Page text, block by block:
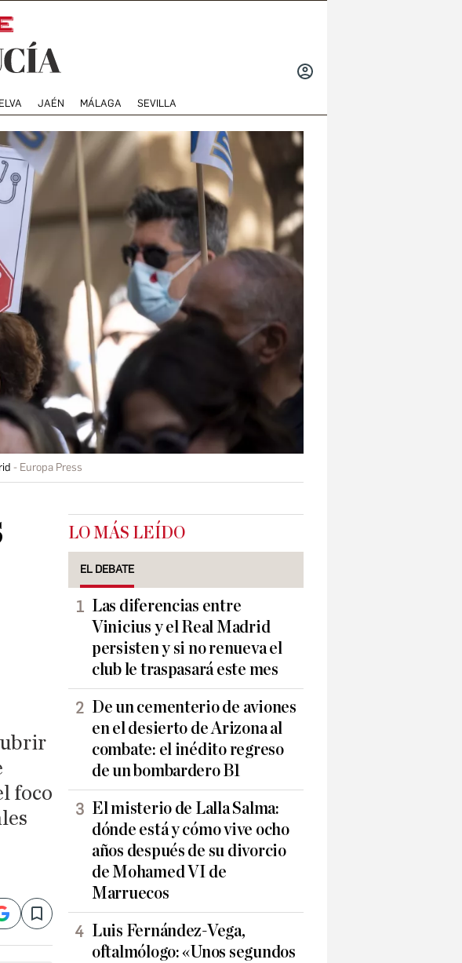
JAÉN MÁLAGA SEVILLA
Europa Press
foco
Save
LO MÁS LEÍDO
EL DEBATE
Las diferencias entre
Vinicius y el Real Madrid
persisten y si no renueva el
club le traspasará este mes
De un cementerio de aviones
en el desierto de Arizona al
combate: el inédito regreso
de un bombardero B1
El misterio de Lalla Salma:
dónde está y cómo vive ocho
años después de su divorcio
de Mohamed VI de
Marruecos
Luis Fernández-Vega,
oftalmólogo: «Unos segundos